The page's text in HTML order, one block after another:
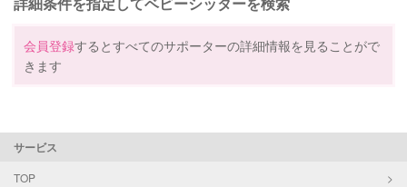
会員登録するとすべてのサポーターの詳細情報を見ることがで
きます
サービス
TOP